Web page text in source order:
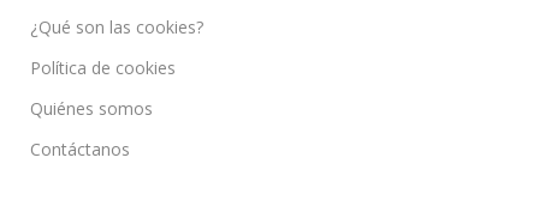
¿Qué son las cookies?
Política de cookies
Quiénes somos
Contáctanos